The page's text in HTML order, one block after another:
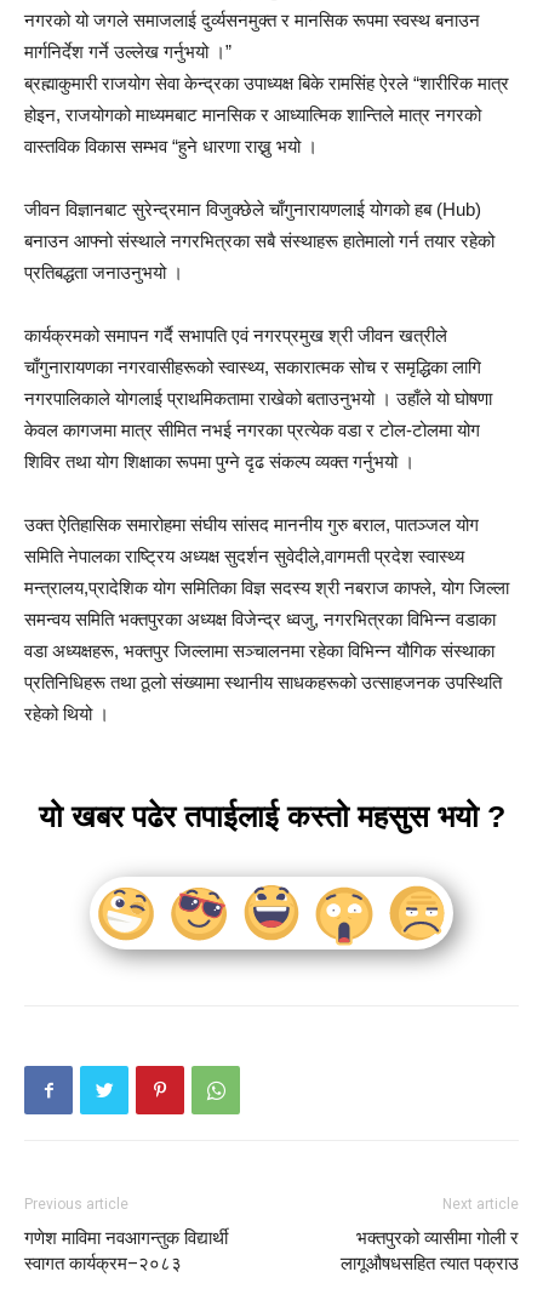
नगरको यो जगले समाजलाई दुर्व्यसनमुक्त र मानसिक रूपमा स्वस्थ बनाउन
मार्गनिर्देश गर्ने उल्लेख गर्नुभयो ।”
ब्रह्माकुमारी राजयोग सेवा केन्द्रका उपाध्यक्ष बिके रामसिंह ऐरले “शारीरिक मात्र
होइन, राजयोगको माध्यमबाट मानसिक र आध्यात्मिक शान्तिले मात्र नगरको
वास्तविक विकास सम्भव “हुने धारणा राख्नु भयो ।
जीवन विज्ञानबाट सुरेन्द्रमान विजुक्छेले चाँगुनारायणलाई योगको हब (Hub)
बनाउन आफ्नो संस्थाले नगरभित्रका सबै संस्थाहरू हातेमालो गर्न तयार रहेको
प्रतिबद्धता जनाउनुभयो ।
कार्यक्रमको समापन गर्दै सभापति एवं नगरप्रमुख श्री जीवन खत्रीले
चाँगुनारायणका नगरवासीहरूको स्वास्थ्य, सकारात्मक सोच र समृद्धिका लागि
नगरपालिकाले योगलाई प्राथमिकतामा राखेको बताउनुभयो । उहाँले यो घोषणा
केवल कागजमा मात्र सीमित नभई नगरका प्रत्येक वडा र टोल-टोलमा योग
शिविर तथा योग शिक्षाका रूपमा पुग्ने दृढ संकल्प व्यक्त गर्नुभयो ।
उक्त ऐतिहासिक समारोहमा संघीय सांसद माननीय गुरु बराल, पातञ्जल योग
समिति नेपालका राष्ट्रिय अध्यक्ष सुदर्शन सुवेदीले,वागमती प्रदेश स्वास्थ्य
मन्त्रालय,प्रादेशिक योग समितिका विज्ञ सदस्य श्री नबराज काफ्ले, योग जिल्ला
समन्वय समिति भक्तपुरका अध्यक्ष विजेन्द्र ध्वजु, नगरभित्रका विभिन्न वडाका
वडा अध्यक्षहरू, भक्तपुर जिल्लामा सञ्चालनमा रहेका विभिन्न यौगिक संस्थाका
प्रतिनिधिहरू तथा ठूलो संख्यामा स्थानीय साधकहरूको उत्साहजनक उपस्थिति
रहेको थियो ।
यो खबर पढेर तपाईलाई कस्तो महसुस भयो ?
Previous article
गणेश माविमा नवआगन्तुक विद्यार्थी
स्वागत कार्यक्रम–२०८३
Next article
भक्तपुरको व्यासीमा गोली र
लागूऔषधसहित त्यात पक्राउ